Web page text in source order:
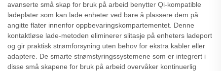
avanserte små skap for bruk på arbeid benytter Qi-kompatible
ladeplater som kan lade enheter ved bare å plassere dem på
angitte flater innenfor oppbevaringskompartementet. Denne
kontaktløse lade-metoden eliminerer slitasje på enheters ladeport
og gir praktisk strømforsyning uten behov for ekstra kabler eller
adaptere. De smarte strømstyringssystemene som er integrert i
disse små skapene for bruk på arbeid overvåker kontinuerlig